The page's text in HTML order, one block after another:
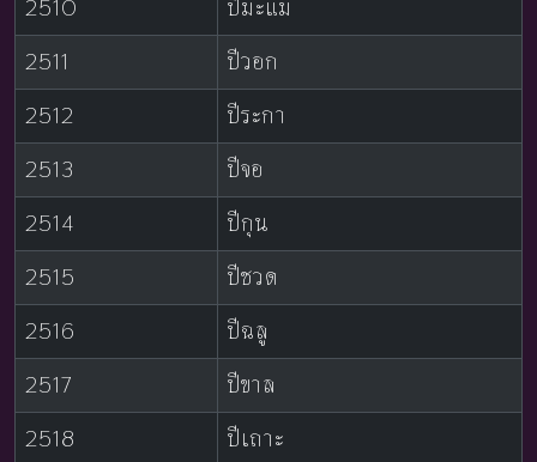
2510
ปีมะแม
2511
ปีวอก
2512
ปีระกา
2513
ปีจอ
2514
ปีกุน
2515
ปีชวด
2516
ปีฉลู
2517
ปีขาล
2518
ปีเถาะ